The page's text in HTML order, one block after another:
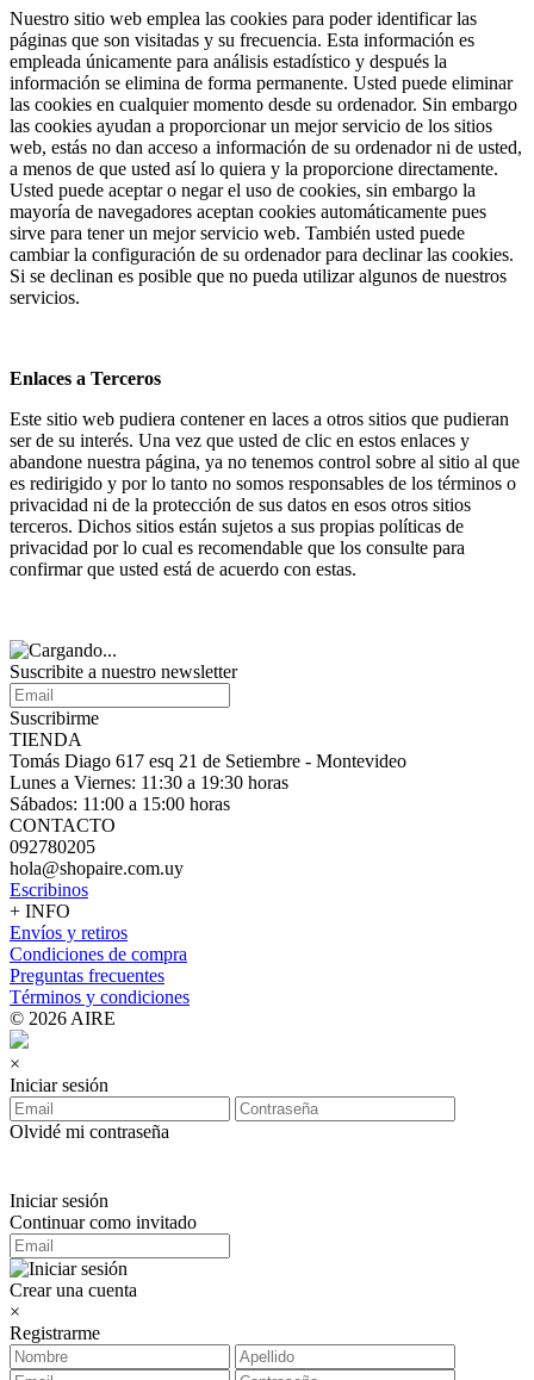
Nuestro sitio web emplea las cookies para poder identificar las
páginas que son visitadas y su frecuencia. Esta información es
empleada únicamente para análisis estadístico y después la
información se elimina de forma permanente. Usted puede eliminar
las cookies en cualquier momento desde su ordenador. Sin embargo
las cookies ayudan a proporcionar un mejor servicio de los sitios
web, estás no dan acceso a información de su ordenador ni de usted,
a menos de que usted así lo quiera y la proporcione directamente.
Usted puede aceptar o negar el uso de cookies, sin embargo la
mayoría de navegadores aceptan cookies automáticamente pues
sirve para tener un mejor servicio web. También usted puede
cambiar la configuración de su ordenador para declinar las cookies.
Si se declinan es posible que no pueda utilizar algunos de nuestros
servicios.
Enlaces a Terceros
Este sitio web pudiera contener en laces a otros sitios que pudieran
ser de su interés. Una vez que usted de clic en estos enlaces y
abandone nuestra página, ya no tenemos control sobre al sitio al que
es redirigido y por lo tanto no somos responsables de los términos o
privacidad ni de la protección de sus datos en esos otros sitios
terceros. Dichos sitios están sujetos a sus propias políticas de
privacidad por lo cual es recomendable que los consulte para
confirmar que usted está de acuerdo con estas.
Suscribite a nuestro newsletter
Suscribirme
TIENDA
Tomás Diago 617 esq 21 de Setiembre - Montevideo
Lunes a Viernes: 11:30 a 19:30 horas
Sábados: 11:00 a 15:00 horas
CONTACTO
092780205
hola@shopaire.com.uy
Escribinos
+ INFO
Envíos y retiros
Condiciones de compra
Preguntas frecuentes
Términos y condiciones
© 2026 AIRE
×
Iniciar sesión
Olvidé mi contraseña
Iniciar sesión
Continuar como invitado
Crear una cuenta
×
Registrarme